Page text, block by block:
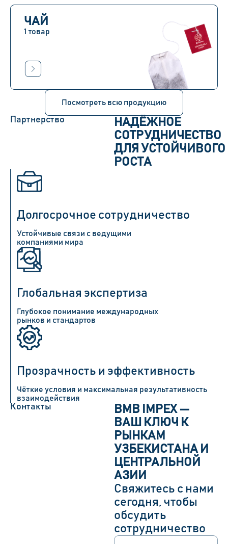
ЧАЙ
1 товар
Посмотреть всю продукцию
Партнерство
НАДЁЖНОЕ
СОТРУДНИЧЕСТВО
ДЛЯ УСТОЙЧИВОГО
РОСТА
Долгосрочное сотрудничество
Устойчивые связи с ведущими
компаниями мира
Глобальная экспертиза
Глубокое понимание международных
рынков и стандартов
Прозрачность и эффективность
Чёткие условия и максимальная результативность
взаимодействия
Контакты
BMB IMPEX —
ВАШ КЛЮЧ К
РЫНКАМ
УЗБЕКИСТАНА И
ЦЕНТРАЛЬНОЙ
АЗИИ
Свяжитесь с нами
сегодня, чтобы
обсудить
сотрудничество